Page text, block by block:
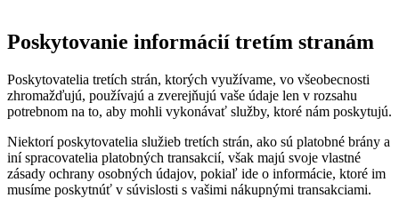
Poskytovanie informácií tretím stranám
Poskytovatelia tretích strán, ktorých využívame, vo všeobecnosti
zhromažďujú, používajú a zverejňujú vaše údaje len v rozsahu
potrebnom na to, aby mohli vykonávať služby, ktoré nám poskytujú.
Niektorí poskytovatelia služieb tretích strán, ako sú platobné brány a
iní spracovatelia platobných transakcií, však majú svoje vlastné
zásady ochrany osobných údajov, pokiaľ ide o informácie, ktoré im
musíme poskytnúť v súvislosti s vašimi nákupnými transakciami.